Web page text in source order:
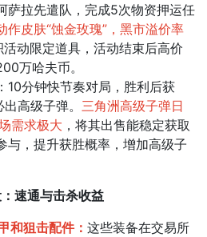
拉先遣队​，完成5次物资押运任
作皮肤“蚀金玫瑰”，黑市溢价率
活动限定道具，活动结束后高价
万哈夫币。
分钟快节奏对局，胜利后获
高级子弹。 三角洲高级子弹日
需求极大 ，将其出售能稳定获取
与，提升获胜概率，增加高级子
速通与击杀收益​
和狙击配件： 这些装备在交易所